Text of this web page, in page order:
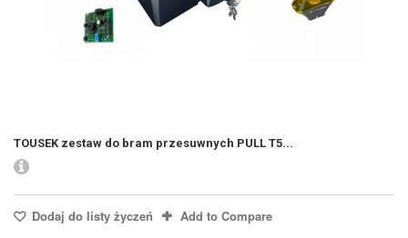
TOUSEK zestaw do bram przesuwnych PULL T5...
Dodaj do listy życzeń Add to Compare